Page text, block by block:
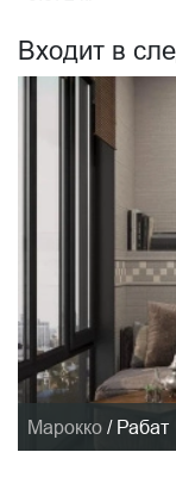
Входит в
Марокко / Рабат